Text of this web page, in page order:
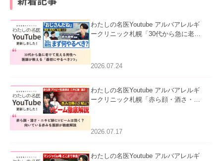
わたしの名医Youtube アルバアレルギ
ークリニック札幌「30代から急に老け
た。
2026.07.24
わたしの名医Youtube アルバアレルギ
ークリニック札幌「赤ら顔・酒さ・ニ
ました。
2026.07.17
わたしの名医Youtube アルバアレルギ